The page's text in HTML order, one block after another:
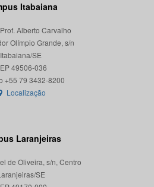
Itabaiana
Alberto Carvalho
Olímpio Grande, s/n
Itabaiana/SE
49506-036
Localização
Laranjeiras
de Oliveira, s/n, Centro
SE